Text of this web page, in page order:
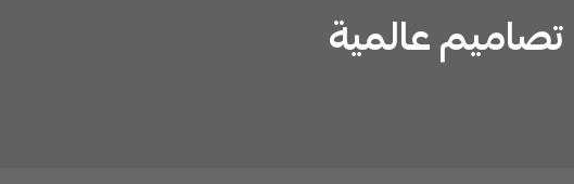
تصاميم عالمية